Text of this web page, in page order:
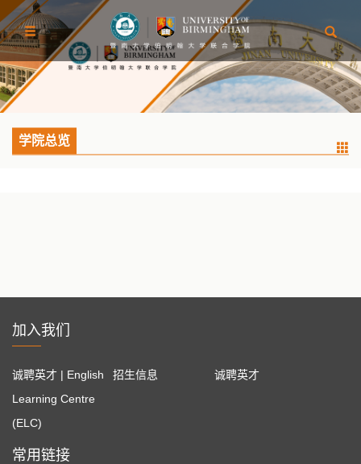
学院总览
加入我们
诚聘英才 | English
Learning Centre
(ELC)
招生信息 诚聘英才
常用链接